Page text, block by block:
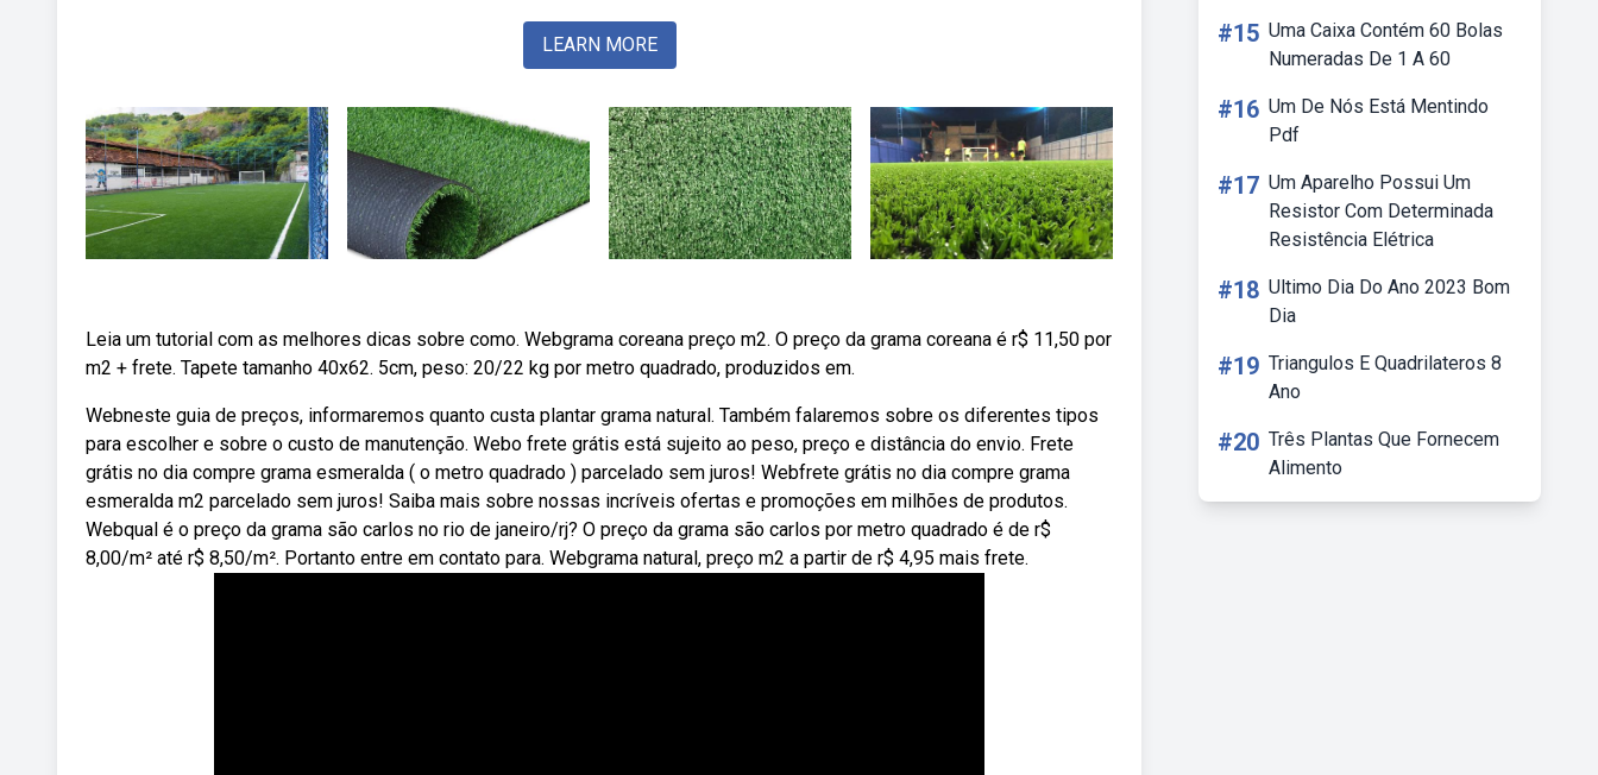
LEARN MORE
Leia um tutorial com as melhores dicas sobre como. Webgrama coreana preço m2. O preço da grama coreana é r$ 11,50 por
m2 + frete. Tapete tamanho 40x62. 5cm, peso: 20/22 kg por metro quadrado, produzidos em.
Webneste guia de preços, informaremos quanto custa plantar grama natural. Também falaremos sobre os diferentes tipos
para escolher e sobre o custo de manutenção. Webo frete grátis está sujeito ao peso, preço e distância do envio. Frete
grátis no dia compre grama esmeralda ( o metro quadrado ) parcelado sem juros! Webfrete grátis no dia compre grama
esmeralda m2 parcelado sem juros! Saiba mais sobre nossas incríveis ofertas e promoções em milhões de produtos.
Webqual é o preço da grama são carlos no rio de janeiro/rj? O preço da grama são carlos por metro quadrado é de r$
8,00/m² até r$ 8,50/m². Portanto entre em contato para. Webgrama natural, preço m2 a partir de r$ 4,95 mais frete.
#15 Uma Caixa Contém 60 Bolas
Numeradas De 1 A 60
#16 Um De Nós Está Mentindo
Pdf
#17 Um Aparelho Possui Um
Resistor Com Determinada
Resistência Elétrica
#18 Ultimo Dia Do Ano 2023 Bom
Dia
#19 Triangulos E Quadrilateros 8
Ano
#20 Três Plantas Que Fornecem
Alimento